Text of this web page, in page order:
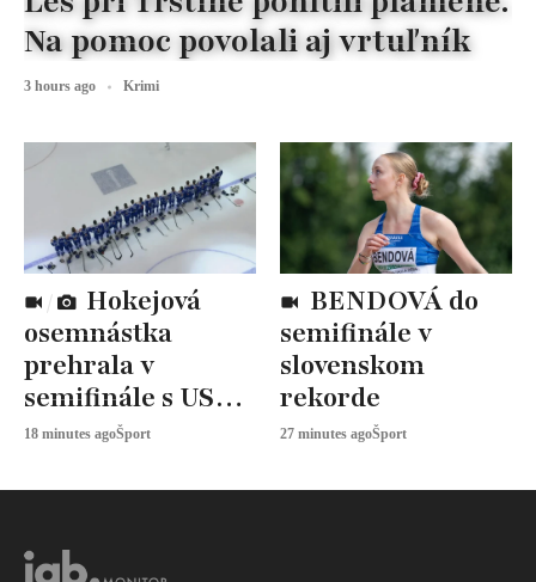
osemnástka
prehrala v
semifinále s USA,
zabojuje o BRONZ
18 minutes agoŠport
semifinále v
slovenskom
rekorde
27 minutes agoŠport
Na pomoc povolali aj vrtuľník
3 hours ago Krimi